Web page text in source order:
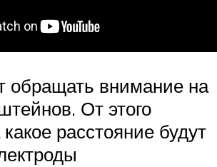
обращать внимание на
От этого
расстояние будут